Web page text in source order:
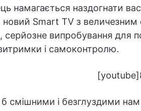
намагається наздогнати
новий Smart TV з
серйозне випробування для
і самоконтролю.
смішними і безглуздими